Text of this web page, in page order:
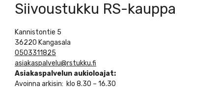
Siivoustukku RS-kauppa
Kannistontie 5
36220 Kangasala
0503311825
asiakaspalvelu@rstukku.fi
Asiakaspalvelun aukioloajat:
Avoinna arkisin: klo 8.30 – 16.30